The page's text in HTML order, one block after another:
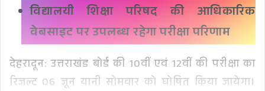
विद्यालयी शिक्षा परिषद की आधिकारिक
वेबसाइट पर उपलब्ध रहेगा परीक्षा परिणाम
देहरादून: उत्तराखंड बोर्ड की 10वीं एवं 12वीं की परीक्षा का
रिजल्ट 06 जून यानी सोमवार को घोषित किया जायेगा।